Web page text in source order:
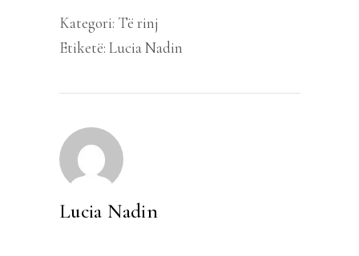
Kategori: Të rinj
Etiketë: Lucia Nadin
Lucia Nadin